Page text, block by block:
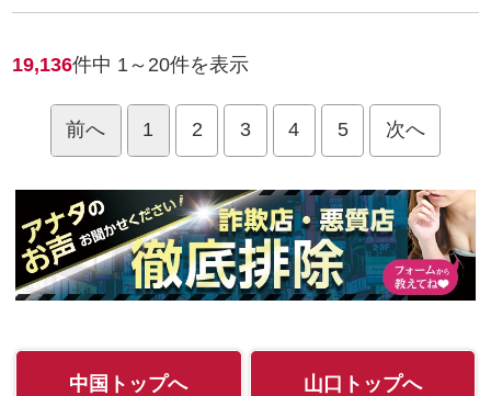
19,136件中 1～20件を表示
前へ 1 2 3 4 5 次へ
中国トップへ 山口トップへ